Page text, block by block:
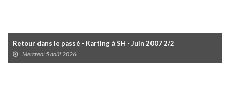
Retour dans le passé - Karting à SH - Juin 2007 2/2
Mercredi 5 août 2026